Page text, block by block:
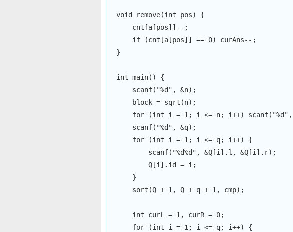
void remove(int pos)
{
    cnt
[a[pos] ] -- ;
if
(cnt [a[pos] ] == 0) curAns-- ;
}
int main( )
{
scanf( "%d" , &n) ;
    block
= sqrt (n) ;
for
(int i = 1 ; i <= n; i++) scanf( "%d" ,
scanf( "%d" , &q) ;
for
(int i = 1 ; i <= q; i++)
{
scanf( "%d%d" , &Q[i ] . l , &Q[i ] . r) ;
        Q
[i ] . id = i ;
}
sort (Q + 1 , Q + q + 1 , cmp) ;
int curL = 1 , curR = 0;
for
(int i = 1 ; i <= q; i++)
{